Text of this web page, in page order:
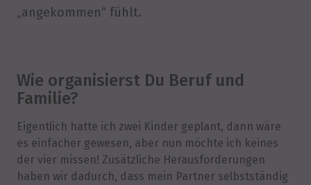
„angekommen“ fühlt.
Wie organisierst Du Beruf und
Familie?
Eigentlich hatte ich zwei Kinder geplant, dann wäre
es einfacher gewesen, aber nun möchte ich keines
der vier missen! Zusätzliche Herausforderungen
haben wir dadurch, dass mein Partner selbstständig